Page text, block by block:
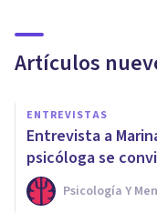
Artículos
ENTREVISTAS
Entrevista a
psicóloga se
Psicología Y